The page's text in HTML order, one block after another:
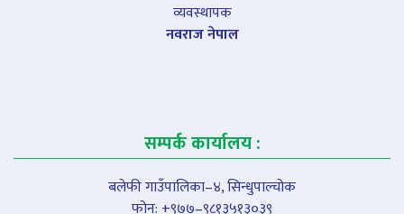
व्यवस्थापक
नवराज नेपाल
सम्पर्क कार्यालय :
बलेफी गाउँपालिका–४, सिन्धुपाल्चोक